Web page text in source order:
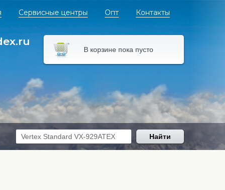
Сервисные центры Опт Контакты
В корзине пока пусто
Найти